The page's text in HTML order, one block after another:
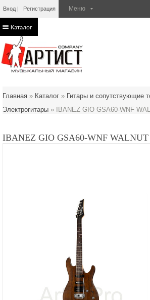
Вход Регистрация
Каталог
Главная » Каталог » Гитары и сопутствующие
Электрогитары » IBANEZ GIO GSA60-WNF
IBANEZ GIO GSA60-WNF